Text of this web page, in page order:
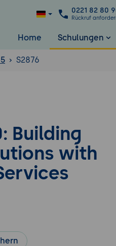
0221 82 80
Rückruf
Home Schulungen
S2876
Building
with